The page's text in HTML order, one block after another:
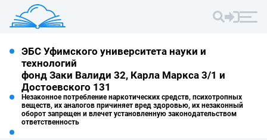
ЭБС Уфимского университета науки и
технологий
фонд Заки Валиди 32, Карла Маркса 3/1 и
Достоевского 131
Незаконное потребление наркотических средств, психотропных
веществ, их аналогов причиняет вред здоровью, их незаконный
оборот запрещен и влечет установленную законодательством
ответственность